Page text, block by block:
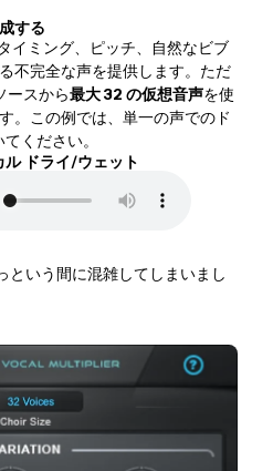
する
イミング、ピッチ、自然なビブ
不完全な声を提供します。ただ
ースから最大 32 の仮想音声を使
。この例では、単一の声でのド
ください。
ドライ/ウェット
という間に混雑してしまいまし